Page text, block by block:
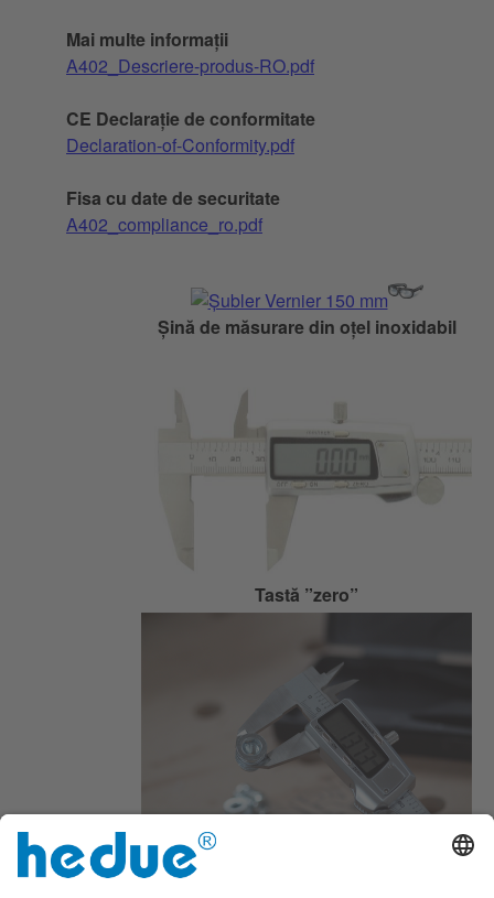
Mai multe informații
A402_Descriere-produs-RO.pdf
CE Declarație de conformitate
Declaration-of-Conformity.pdf
Fisa cu date de securitate
A402_compliance_ro.pdf
Șină de măsurare din oțel inoxidabil
Tastă ”zero”